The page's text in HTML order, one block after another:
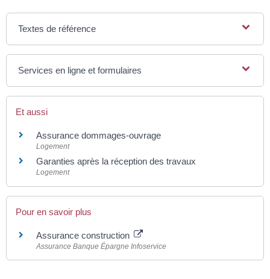
Textes de référence
Services en ligne et formulaires
Et aussi
Assurance dommages-ouvrage
Logement
Garanties après la réception des travaux
Logement
Pour en savoir plus
Assurance construction
Assurance Banque Épargne Infoservice